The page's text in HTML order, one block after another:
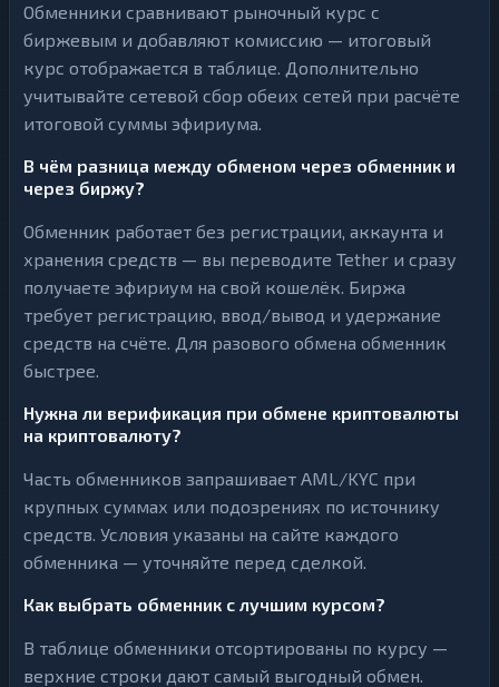
Обменники сравнивают рыночный курс с
биржевым и добавляют комиссию — итоговый
курс отображается в таблице. Дополнительно
учитывайте сетевой сбор обеих сетей при расчёте
итоговой суммы эфириума.
В чём разница между обменом через обменник и
через биржу?
Обменник работает без регистрации, аккаунта и
хранения средств — вы переводите Tether и сразу
получаете эфириум на свой кошелёк. Биржа
требует регистрацию, ввод/вывод и удержание
средств на счёте. Для разового обмена обменник
быстрее.
Нужна ли верификация при обмене криптовалюты
на криптовалюту?
Часть обменников запрашивает AML/KYC при
крупных суммах или подозрениях по источнику
средств. Условия указаны на сайте каждого
обменника — уточняйте перед сделкой.
Как выбрать обменник с лучшим курсом?
В таблице обменники отсортированы по курсу —
верхние строки дают самый выгодный обмен.